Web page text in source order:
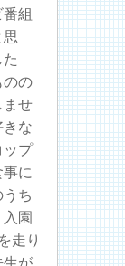
組
のの
ませ
きな
ップ
に
ち
園
走り
生が